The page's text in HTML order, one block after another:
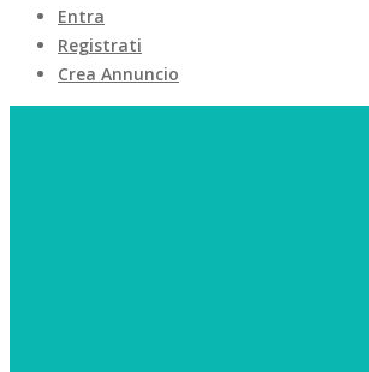
Entra
Registrati
Crea Annuncio